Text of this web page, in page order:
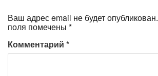
Ваш адрес email не будет опубликован.
поля помечены *
Комментарий *